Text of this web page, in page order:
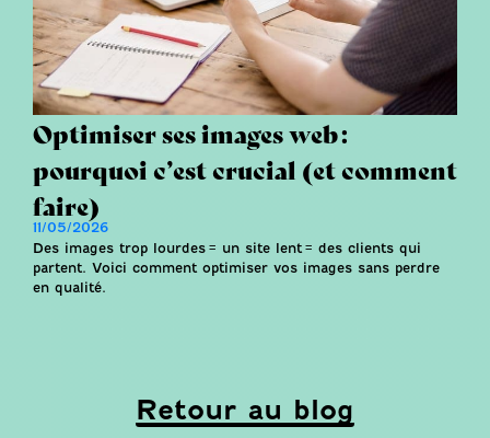
Optimiser ses images web :
pourquoi c’est crucial (et comment
faire)
11/05/2026
Des images trop lourdes = un site lent = des clients qui
partent. Voici comment optimiser vos images sans perdre
en qualité.
Retour au blog